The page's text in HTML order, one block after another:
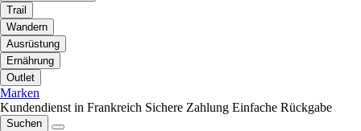
Trail
Wandern
Ausrüstung
Ernährung
Outlet
Marken
Kundendienst in Frankreich Sichere Zahlung Einfache Rückgabe
Suchen